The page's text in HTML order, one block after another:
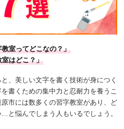
室ってどこなの？」
はどこ？」
、美しい文字を書く技術が身につく
書くための集中力と忍耐力を養うこ
市には数多くの習字教室があり、ど
と悩んでしまう人もいるでしょう。